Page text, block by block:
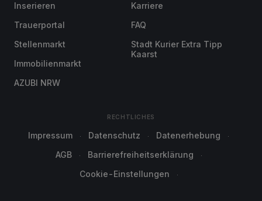
Inserieren
Trauerportal
Stellenmarkt
Immobilienmarkt
AZUBI NRW
Karriere
FAQ
Stadt Kurier Extra Tipp
Kaarst
RECHTLICHES
Impressum Datenschutz
Datenerhebung
AGB
Barrierefreiheitserklärung
Cookie-Einstellungen